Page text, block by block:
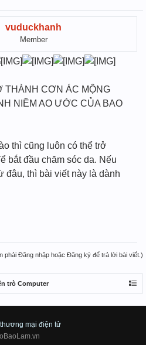
vuduckhanh
Member
CƠN ÁC MỘNG
NIỀM AO ƯỚC CỦA BAO
thì cũng luôn có thể trở
bắt đầu chăm sóc da. Nếu
đâu, thì bài viết này là dành
phải Đăng nhập hoặc Đăng ký để trả lời bài viết.)
trò Computer
mại điện tử